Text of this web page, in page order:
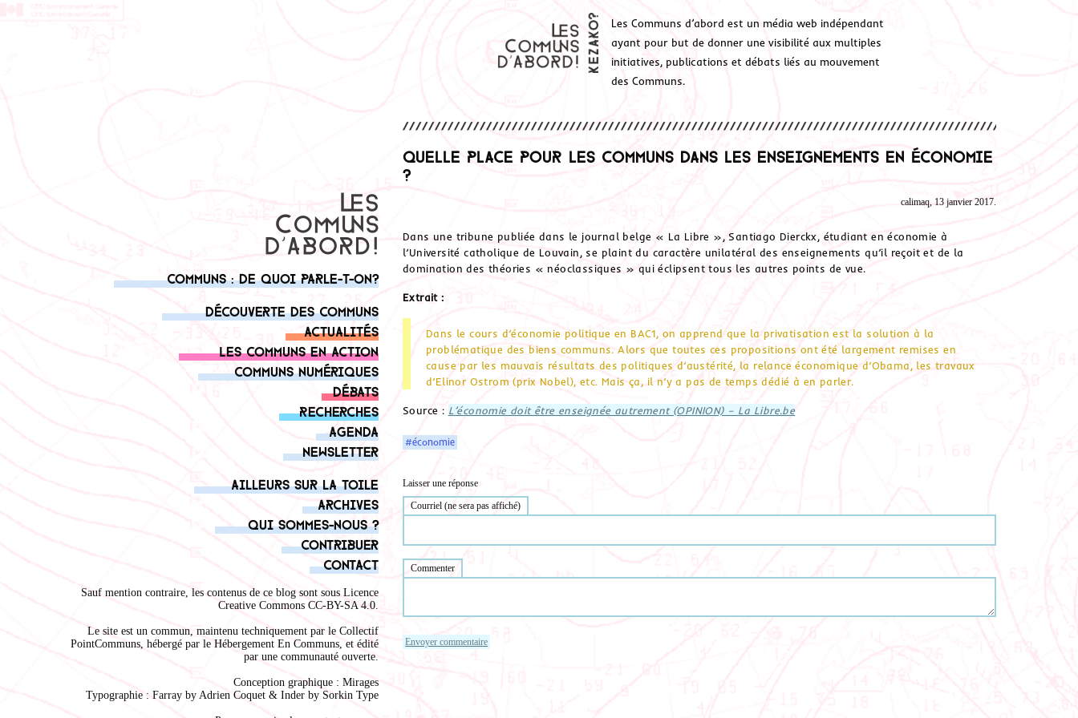
Les Communs d’abord est un média web indépendant
ayant pour but de donner une visibilité aux multiples
initiatives, publications et débats liés au mouvement
des Communs.
Communs : de quoi parle-t-on?
Découverte des communs
Actualités
Les communs en action
Communs numériques
Débats
Recherches
Agenda
Newsletter
Ailleurs sur la toile
Archives
Qui sommes-nous ?
Contribuer
Contact
Sauf mention contraire, les contenus de ce blog sont sous Licence
Creative Commons CC-BY-SA 4.0.
Le site est un commun, maintenu techniquement par le Collectif
PointCommuns, hébergé par le Hébergement En Communs, et édité
par une communauté ouverte.
Conception graphique : Mirages
Typographie : Farray by Adrien Coquet & Inder by Sorkin Type
Quelle place pour les Communs dans les enseignements en économie
?
calimaq, 13 janvier 2017.
Dans une tribune publiée dans le journal belge « La Libre », Santiago Dierckx, étudiant en économie à
l’Université catholique de Louvain, se plaint du caractère unilatéral des enseignements qu’il reçoit et de la
domination des théories « néoclassiques » qui éclipsent tous les autres points de vue.
Extrait :
Dans le cours d’économie politique en BAC1, on apprend que la privatisation est la solution à la
problématique des biens communs. Alors que toutes ces propositions ont été largement remises en
cause par les mauvais résultats des politiques d’austérité, la relance économique d’Obama, les travaux
d’Elinor Ostrom (prix Nobel), etc. Mais ça, il n’y a pas de temps dédié à en parler.
Source : L’économie doit être enseignée autrement (OPINION) – La Libre.be
#économie
Laisser une réponse
Courriel (ne sera pas affiché)
Commenter